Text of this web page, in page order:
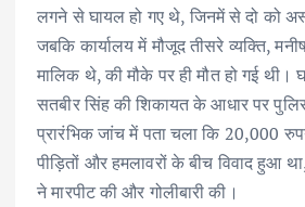
लगने से घायल हो गए थे, जिनमें से दो को
जबकि कार्यालय में मौजूद तीसरे व्यक्ति,
मालिक थे, की मौके पर ही मौत हो गई थी।
सतबीर सिंह की शिकायत के आधार पर
प्रारंभिक जांच में पता चला कि 20,000
पीड़ितों और हमलावरों के बीच विवाद हुआ
ने मारपीट की और गोलीबारी की।